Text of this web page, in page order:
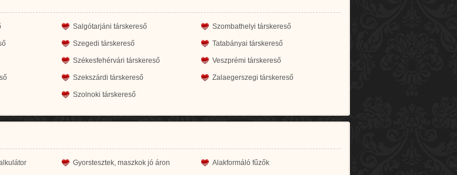
Salgótarjáni társkereső Szombathelyi társkereső
Szegedi társkereső Tatabányai társkereső
Székesfehérvári társkereső Veszprémi társkereső
Szekszárdi társkereső Zalaegerszegi társkereső
Szolnoki társkereső
Gyorstesztek, maszkok jó áron Alakformáló fűzők